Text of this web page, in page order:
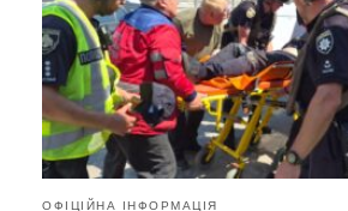
ОФІЦІЙНА ІНФОРМАЦІЯ